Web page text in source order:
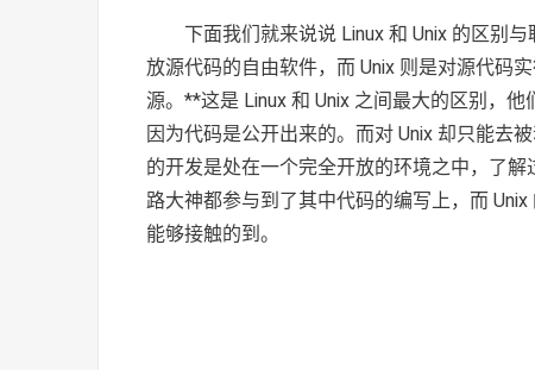
下面我们就来说说 Linux 和 Unix 的区别
放源代码的自由软件，而 Unix 则是对源代码
源。**这是 Linux 和 Unix 之间最大的区别，
因为代码是公开出来的。而对 Unix 却只能去
的开发是处在一个完全开放的环境之中，了
路大神都参与到了其中代码的编写上，而
能够接触的到。